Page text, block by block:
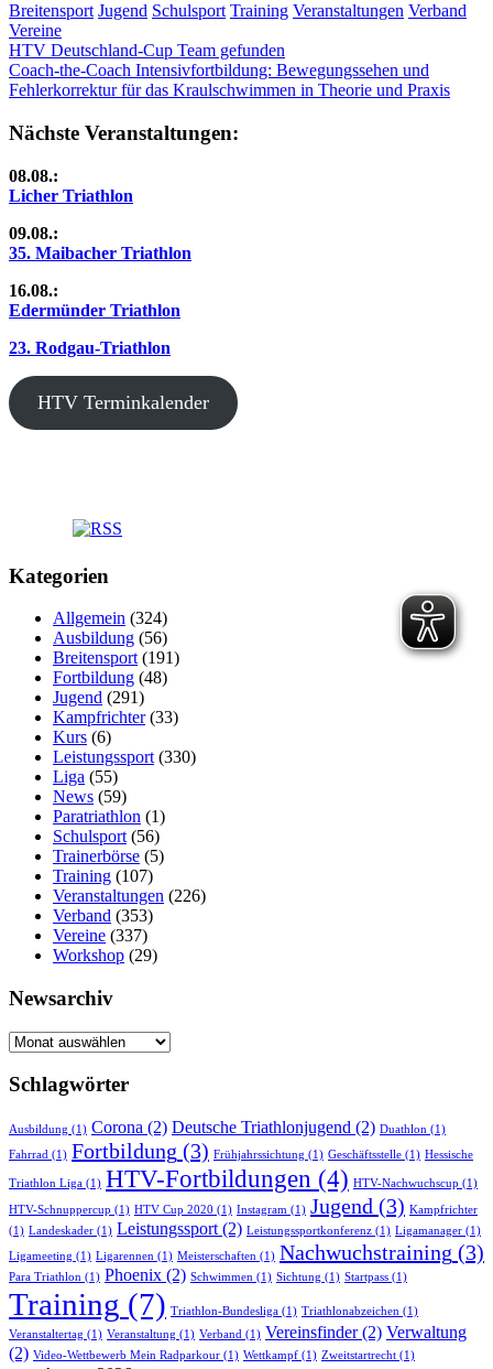
Breitensport Jugend Schulsport Training Veranstaltungen Verband
Vereine
Beitragsnavigation
Vorheriger
Beitrag:
HTV Deutschland-Cup Team gefunden
Nächster
Beitrag:
Coach-the-Coach Intensivfortbildung: Bewegungssehen und
Fehlerkorrektur für das Kraulschwimmen in Theorie und Praxis
Nächste Veranstaltungen:
08.08.:
Licher Triathlon
09.08.:
35. Maibacher Triathlon
16.08.:
Edermünder Triathlon
23. Rodgau-Triathlon
HTV Terminkalender
Kategorien
Allgemein (324)
Ausbildung (56)
Breitensport (191)
Fortbildung (48)
Jugend (291)
Kampfrichter(33)
Kurs (6)
Leistungssport (330)
Liga (55)
News (59)
Paratriathlon (1)
Schulsport (56)
Trainerbörse (5)
Training (107)
Veranstaltungen (226)
Verband (353)
Vereine (337)
Workshop (29)
Newsarchiv
Newsarchiv
Schlagwörter
Ausbildung (1) Corona (2) Deutsche Triathlonjugend (2) Duathlon (1)
Fahrrad (1) Fortbildung (3) Frühjahrssichtung (1) Geschäftsstelle (1) Hessische
Triathlon Liga (1) HTV-Fortbildungen (4) HTV-Nachwuchscup (1)
HTV-Schnuppercup (1) HTV Cup 2020 (1) Instagram (1) Jugend (3) Kampfrichter
(1) Landeskader (1) Leistungssport(2) Leistungssportkonferenz (1) Ligamanager (1)
Ligameeting (1) Ligarennen (1) Meisterschaften (1) Nachwuchstraining (3)
Para Triathlon (1) Phoenix (2) Schwimmen (1) Sichtung (1) Startpass (1)
Training (7) Triathlon-Bundesliga (1) Triathlonabzeichen (1)
Veranstaltertag (1) Veranstaltung (1) Verband (1) Vereinsfinder(2) Verwaltung
(2) Video-Wettbewerb Mein Radparkour (1) Wettkampf (1) Zweitstartrecht (1)